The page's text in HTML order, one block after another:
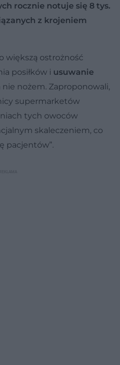
rocznie notuje się 8 tys.
z krojeniem
większą ostrożność
posiłków i usuwanie
nie nożem. Zaproponowali,
supermarketów
tych owoców
skaleczeniem, co
pacjentów”.